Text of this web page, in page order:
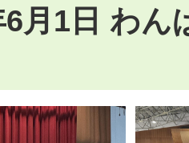
月1日 わん